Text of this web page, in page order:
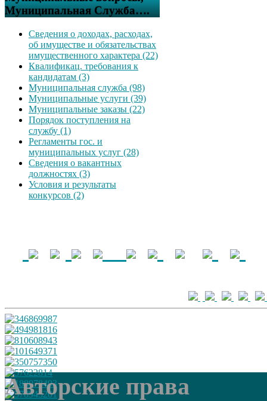
Муниципальная Служба….
Сведения о доходах, расходах,
об имуществе и обязательствах
имущественного характера (22)
Квалификац. требования к
кандидатам (3)
Муниципальная служба (98)
Муниципальные услуги (39)
Муниципальные заказы (22)
Порядок поступления на
службу (1)
Регламенты гос. и
муниципальных услуг (28)
Сведения о вакантных
должностях (3)
Условия и результаты
конкурсов (2)
Авторские права